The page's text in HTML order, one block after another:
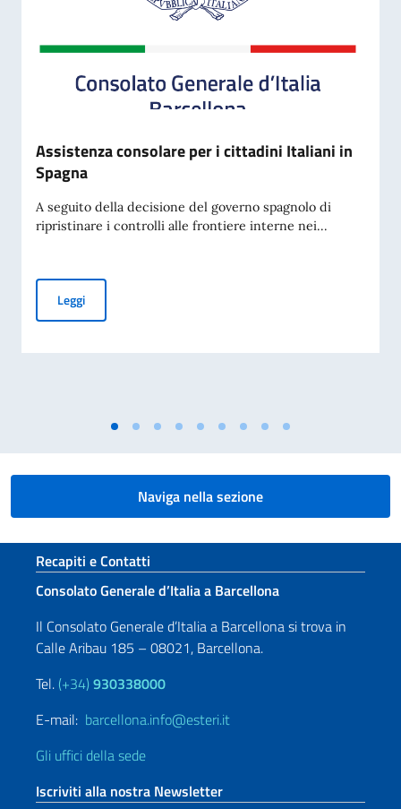
Assistenza consolare per i cittadini Italiani in
Spagna
A seguito della decisione del governo spagnolo di
ripristinare i controlli alle frontiere interne nei...
LeggiAssistenza consolare per i cittadini Italiani in Spagna
Naviga nella sezione
Sezione footer
Recapiti e Contatti
Consolato Generale d’Italia a Barcellona
Il Consolato Generale d’Italia a Barcellona si trova in
Calle Aribau 185 – 08021, Barcellona.
Tel. (+34) 930338000
E-mail: barcellona.info@esteri.it
Gli uffici della sede
Iscriviti alla nostra Newsletter